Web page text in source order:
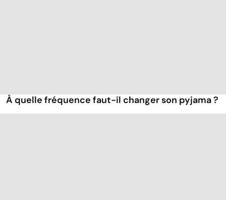
À quelle fréquence faut-il changer son pyjama ?